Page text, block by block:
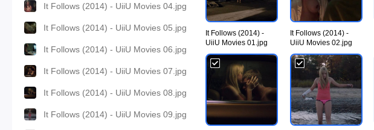
It Follows (2014) - UiiU Movies 04.jpg
It Follows (2014) - UiiU Movies 05.jpg
It Follows (2014) - UiiU Movies 06.jpg
It Follows (2014) - UiiU Movies 07.jpg
It Follows (2014) - UiiU Movies 08.jpg
It Follows (2014) - UiiU Movies 09.jpg
It Follows (2014) -
UiiU Movies 01.jpg
It Follows (2014) -
UiiU Movies 02.jpg